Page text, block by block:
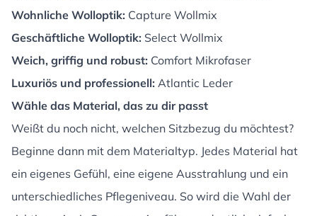
Wohnliche Wolloptik: Capture Wollmix
Geschäftliche Wolloptik: Select Wollmix
Weich, griffig und robust: Comfort Mikrofaser
Luxuriös und professionell: Atlantic Leder
Wähle das Material, das zu dir passt
Weißt du noch nicht, welchen Sitzbezug du möchtest?
Beginne dann mit dem Materialtyp. Jedes Material hat
ein eigenes Gefühl, eine eigene Ausstrahlung und ein
unterschiedliches Pflegeniveau. So wird die Wahl der